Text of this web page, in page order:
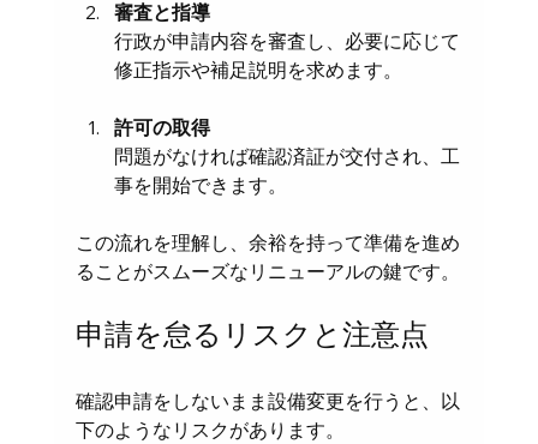
審査と指導
行政が申請内容を審査し、必要に応じて
修正指示や補足説明を求めます。
許可の取得
問題がなければ確認済証が交付され、工
事を開始できます。
この流れを理解し、余裕を持って準備を進め
ることがスムーズなリニューアルの鍵です。
申請を怠るリスクと注意点
確認申請をしないまま設備変更を行うと、以
下のようなリスクがあります。